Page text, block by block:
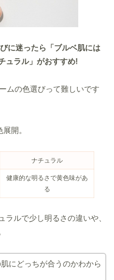
に迷ったら「ブルベ肌には
ュラル」がおすすめ!
ムの色選びって難しいです
開。
ナチュラル
健康的な明るさで黄色味があ
る
ラルで少し明るさの違いや、
にどっちが合うのかわから